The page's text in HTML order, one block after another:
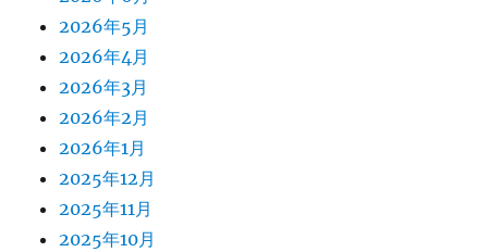
2026年5月
2026年4月
2026年3月
2026年2月
2026年1月
2025年12月
2025年11月
2025年10月